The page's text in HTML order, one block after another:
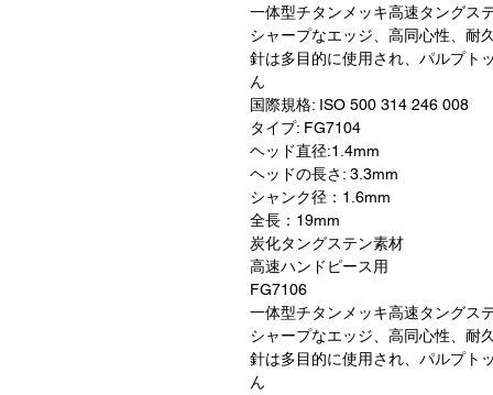
一体型チタンメッキ高速タングス
シャープなエッジ、高同心性、耐
針は多目的に使用され、パルプト
ん
国際規格: ISO 500 314 246 008
タイプ: FG7104
ヘッド直径:1.4mm
ヘッドの長さ: 3.3mm
シャンク径：1.6mm
全長：19mm
炭化タングステン素材
高速ハンドピース用
FG7106
一体型チタンメッキ高速タングス
シャープなエッジ、高同心性、耐
針は多目的に使用され、パルプト
ん